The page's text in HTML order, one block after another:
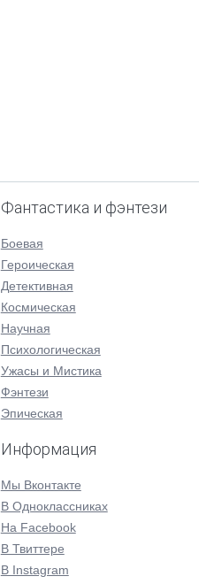
Фантастика и фэнтези
Боевая
Героическая
Детективная
Космическая
Научная
Психологическая
Ужасы и Мистика
Фэнтези
Эпическая
Информация
Мы Вконтакте
В Одноклассниках
На Facebook
В Твиттере
В Instagram